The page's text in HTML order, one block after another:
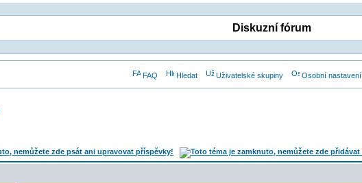
Diskuzní fórum
FAQ Hledat Uživatelské skupiny Osobní nastavení